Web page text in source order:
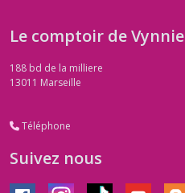
Le comptoir de Vynnie
188 bd de la milliere
13011 Marseille
Téléphone
Suivez nous